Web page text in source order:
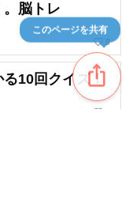
。脳トレ
favorite_border 9
10回クイズ！
favorite_border
ios_share
このページを共有